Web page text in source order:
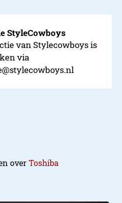
StyleCowboys
van Stylecowboys is
via
overToshiba